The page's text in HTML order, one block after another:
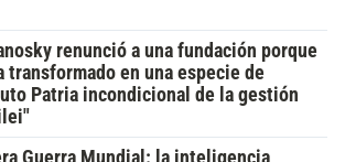
renunció a una fundación porque
transformado en una especie de
Patria incondicional de la gestión
Guerra Mundial: la inteligencia